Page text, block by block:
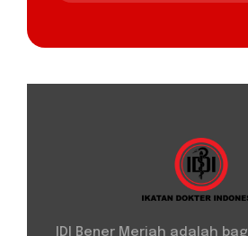
IDI Bener Meriah adalah